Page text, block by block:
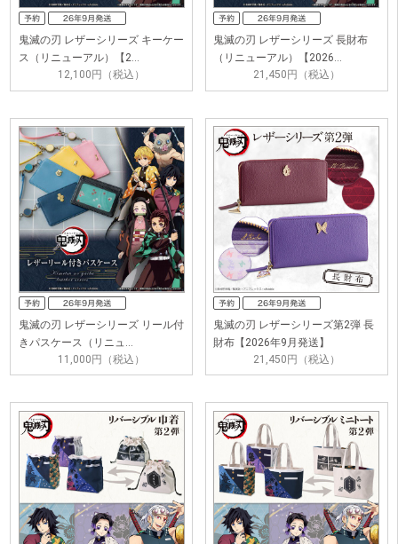
鬼滅の刃 レザーシリーズ キーケー
ス（リニューアル）【2…
12,100円（税込）
鬼滅の刃 レザーシリーズ 長財布
（リニューアル）【2026…
21,450円（税込）
鬼滅の刃 レザーシリーズ リール付
きパスケース（リニュ…
11,000円（税込）
鬼滅の刃 レザーシリーズ第2弾 長
財布【2026年9月発送】
21,450円（税込）